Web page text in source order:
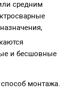
средним
и бесшовные
монтажа.